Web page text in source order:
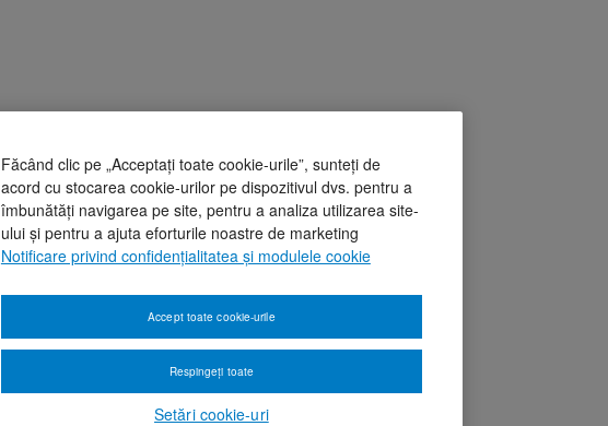
Făcând clic pe „Acceptați toate cookie-urile”, sunteți de
acord cu stocarea cookie-urilor pe dispozitivul dvs. pentru a
îmbunătăți navigarea pe site, pentru a analiza utilizarea site-
ului și pentru a ajuta eforturile noastre de marketing
Notificare privind confidențialitatea și modulele cookie
Setări cookie-uri
Respingeți toate
Accept toate cookie-urile